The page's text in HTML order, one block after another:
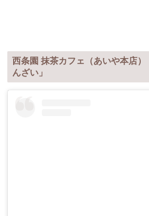
西条園 抹茶カフェ（あいや本店）
んざい」